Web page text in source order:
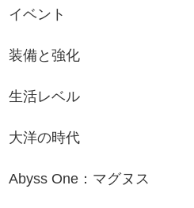
イベント
装備と強化
生活レベル
大洋の時代
Abyss One：マグヌス